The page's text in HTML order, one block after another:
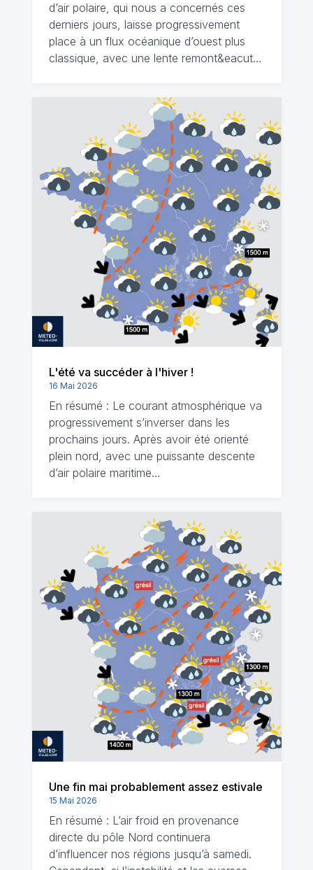
d’air polaire, qui nous a concernés ces
derniers jours, laisse progressivement
place à un flux océanique d’ouest plus
classique, avec une lente remont&eacut…
L'été va succéder à l'hiver !
16 Mai 2026
En résumé : Le courant atmosphérique va
progressivement s’inverser dans les
prochains jours. Après avoir été orienté
plein nord, avec une puissante descente
d’air polaire maritime…
Une fin mai probablement assez estivale
15 Mai 2026
En résumé : L’air froid en provenance
directe du pôle Nord continuera
d’influencer nos régions jusqu’à samedi.